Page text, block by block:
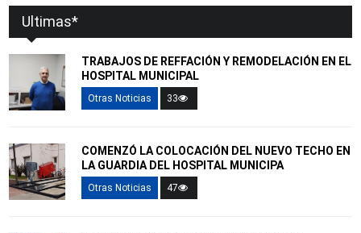
Ultimas*
TRABAJOS DE REFFACIÓN Y REMODELACIÓN EN EL
HOSPITAL MUNICIPAL
Otras Noticias 33
COMENZÓ LA COLOCACIÓN DEL NUEVO TECHO EN
LA GUARDIA DEL HOSPITAL MUNICIPA
Otras Noticias 47